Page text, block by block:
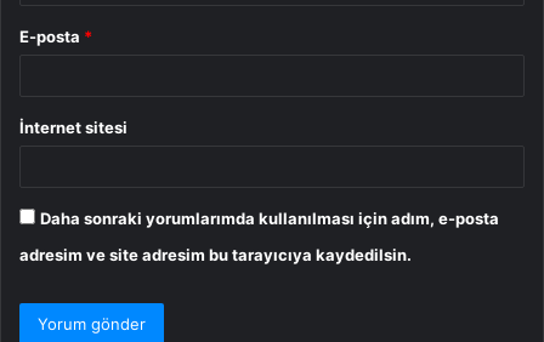
E-posta *
İnternet sitesi
Daha sonraki yorumlarımda kullanılması için adım, e-posta
adresim ve site adresim bu tarayıcıya kaydedilsin.